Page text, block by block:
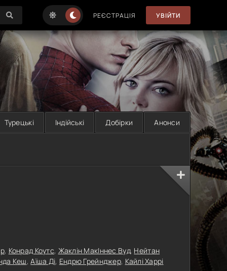
РЕЄСТРАЦІЯ УВІЙТИ
Турецькі Індійські Добірки Анонси
, Конрад Коутс, Жаклін МакІннес Вуд, Нейтан
Кеш,Аїша Ді, Ендрю Грейнджер, Кайлі Харрі